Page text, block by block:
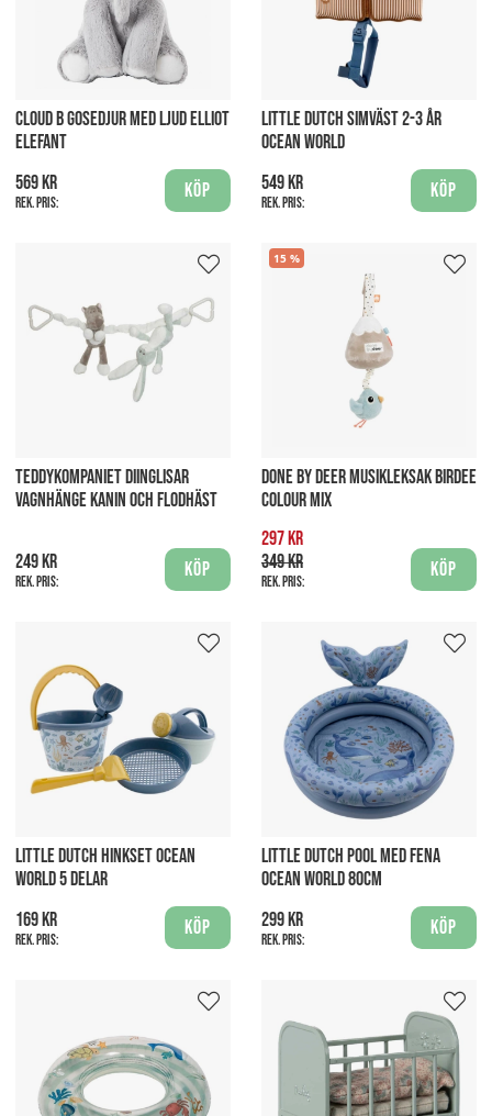
CLOUD B GOSEDJUR MED LJUD ELLIOT
ELEFANT
569 kr
Rek. pris:
Köp
LITTLE DUTCH SIMVÄST 2-3 ÅR
OCEAN WORLD
549 kr
Rek. pris:
Köp
TEDDYKOMPANIET DIINGLISAR
VAGNHÄNGE KANIN OCH FLODHÄST
249 kr
Rek. pris:
Köp
15
DONE BY DEER MUSIKLEKSAK BIRDEE
COLOUR MIX
297 kr
349 kr
Rek. pris:
Köp
LITTLE DUTCH HINKSET OCEAN
WORLD 5 DELAR
169 kr
Rek. pris:
Köp
LITTLE DUTCH POOL MED FENA
OCEAN WORLD 80CM
299 kr
Rek. pris:
Köp